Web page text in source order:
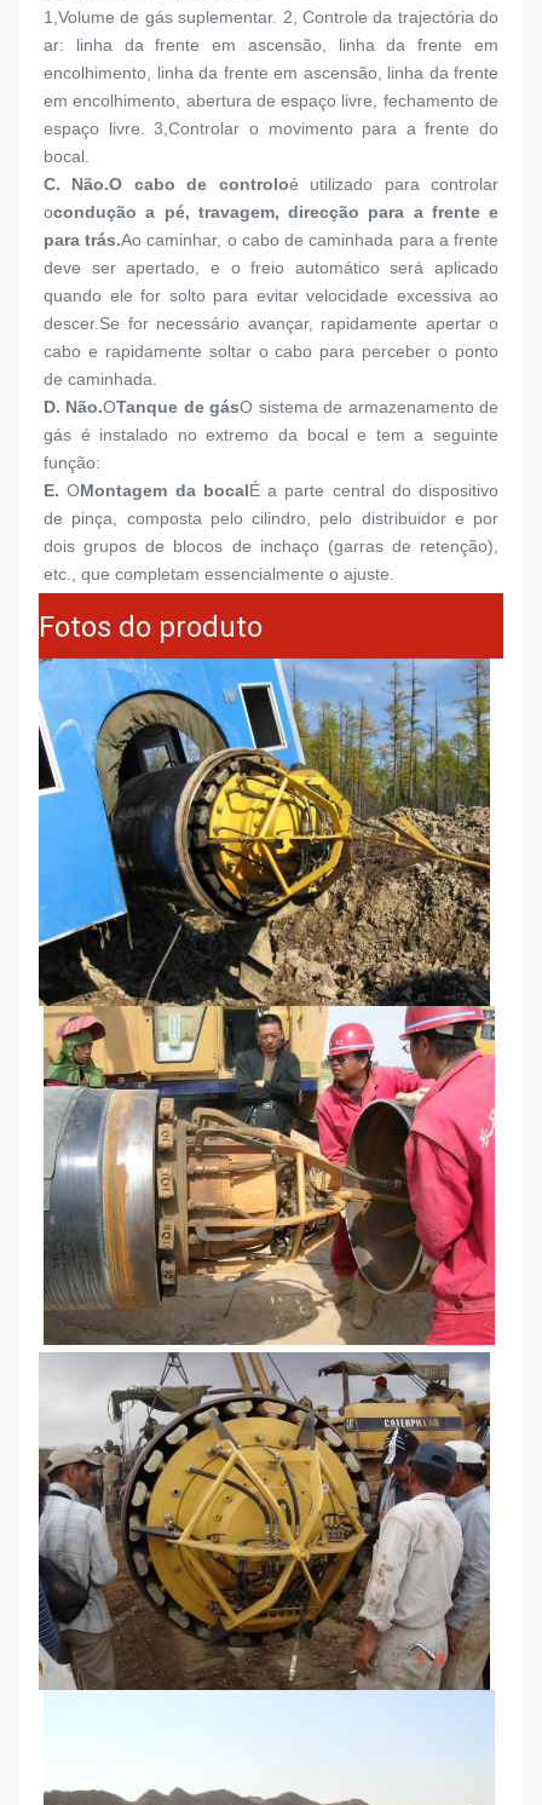
1, Volume de gás suplementar. 2, Controle da trajectória do
ar: linha da frente em ascensão, linha da frente em
encolhimento, linha da frente em ascensão, linha da frente
em encolhimento, abertura de espaço livre, fechamento de
espaço livre. 3,Controlar o movimento para a frente do
bocal.
C. Não.O cabo de controloé utilizado para controlar
ocondução a pé, travagem, direcção para a frente e
para trás.Ao caminhar, o cabo de caminhada para a frente
deve ser apertado, e o freio automático será aplicado
quando ele for solto para evitar velocidade excessiva ao
descer.Se for necessário avançar, rapidamente apertar o
cabo e rapidamente soltar o cabo para perceber o ponto
de caminhada.
D. Não.OTanque de gásO sistema de armazenamento de
gás é instalado no extremo da bocal e tem a seguinte
função:
E. OMontagem da bocalÉ a parte central do dispositivo
de pinça, composta pelo cilindro, pelo distribuidor e por
dois grupos de blocos de inchaço (garras de retenção),
etc., que completam essencialmente o ajuste.
Fotos do produto